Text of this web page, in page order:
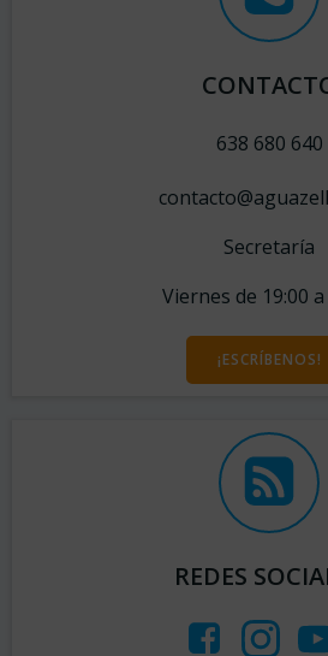
638 680 640
Secretaría
Viernes de 19:00 a
¡ESCRÍBENOS!
REDES